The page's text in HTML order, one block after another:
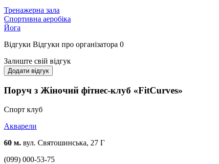
Тренажерна зала
Спортивна аеробіка
Йога
Відгуки Відгуки про організатора 0
Залиште свій відгук
Додати відгук
Поруч з Жіночий фітнес-клуб «FitCurves»
Спорт клуб
Акварели
60 м. вул. Святошинська, 27 Г
(099) 000-53-75